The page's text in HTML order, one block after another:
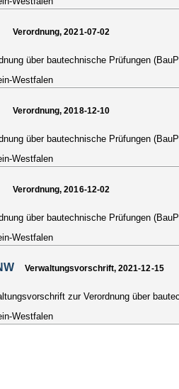
Verordnung, 2021-07-02
über bautechnische Prüfungen
Westfalen
Verordnung, 2018-12-10
über bautechnische Prüfungen
Westfalen
Verordnung, 2016-12-02
über bautechnische Prüfungen
Westfalen
Verwaltungsvorschrift, 2021-12-15
zur Verordnung über
Westfalen